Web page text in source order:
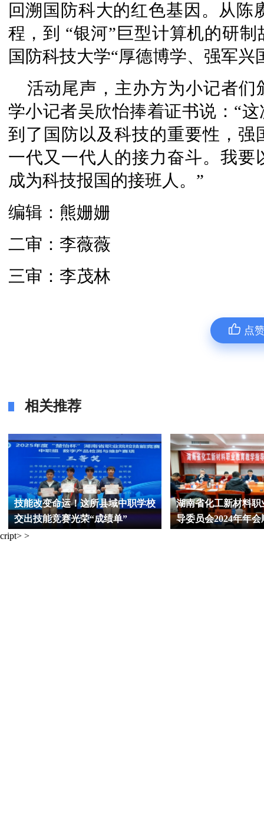
回溯国防科大的红色基因。从陈
程，到 “银河”巨型计算机的研
国防科技大学“厚德博学、强军兴
活动尾声，主办方为小记者
学小记者吴欣怡捧着证书说：“
到了国防以及科技的重要性，
一代又一代人的接力奋斗。我
成为科技报国的接班人。”
编辑：熊姗姗
二审：李薇薇
三审：李茂林
点
相关推荐
技能改变命运！这所县域中职学校
交出技能竞赛光荣“成绩单”
湖南省化工新材料职
导委员会2024年年会
cript> >